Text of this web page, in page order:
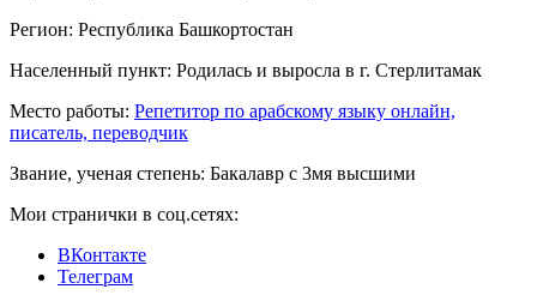
Регион: Республика Башкортостан
Населенный пункт: Родилась и выросла в г. Стерлитамак
Место работы: Репетитор по арабскому языку онлайн,
писатель, переводчик
Звание, ученая степень: Бакалавр с 3мя высшими
Мои странички в соц.сетях:
ВКонтакте
Телеграм